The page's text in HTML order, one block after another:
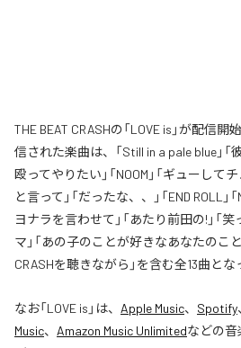
THE BEAT CRASHの「LOVE is」が配信
信された楽曲は、「Still in a pale blue」
殴ってやりたい」「NOOM」「ギューし
と言って」「だったな、、」「END ROLL」
ヨナラを言わせて」「あたり前田の!」「
マ」「あの子のことが好きなあなたのこ
CRASHを聴きながら」を含む全13曲とな
なお「LOVE is 」は、 Apple Music、 Spotify
Music、 Amazon Music Unlimitedなどの